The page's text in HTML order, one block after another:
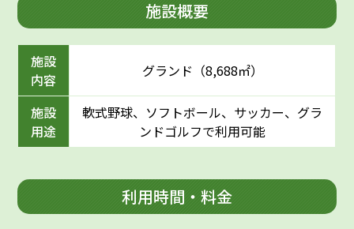
施設概要
施設
内容
グランド（8,688㎡）
施設
用途
軟式野球、ソフトボール、サッカー、グラ
ンドゴルフで利用可能
利用時間・料金